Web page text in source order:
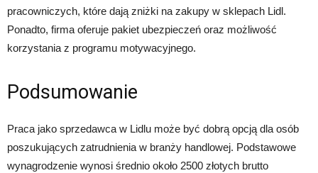
pracowniczych, które dają zniżki na zakupy w sklepach Lidl.
Ponadto, firma oferuje pakiet ubezpieczeń oraz możliwość
korzystania z programu motywacyjnego.
Podsumowanie
Praca jako sprzedawca w Lidlu może być dobrą opcją dla osób
poszukujących zatrudnienia w branży handlowej. Podstawowe
wynagrodzenie wynosi średnio około 2500 złotych brutto